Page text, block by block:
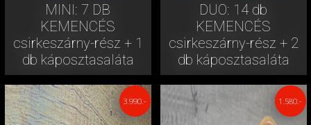
MINI: 7 DB
KEMENCÉS
csirkeszárny-rész + 1
db káposztasaláta
DUO: 14 db
KEMENCÉS
csirkeszárny-rész + 2
db káposztasaláta
3.990.- 1.580.-